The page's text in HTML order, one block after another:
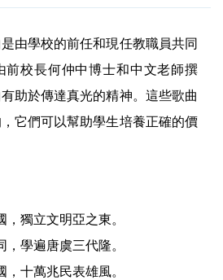
由學校的前任和現任教職員共同
前校長何仲中博士和中文老師撰
助於傳達真光的精神。這些歌曲
它們可以幫助學生培養正確的價
獨立文明亞之東。
學遍唐虞三代隆。
十萬兆民表雄風。